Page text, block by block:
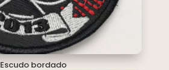
Escudo bordado